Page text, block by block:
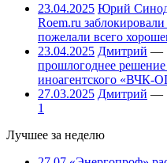
23.04.2025 Юрий
Roem.ru
пожелали всего
23.04.2025 Дмитрий —
прошлогоднее решение
иноагентского «ВЧК-
27.03.2025 Дмитрий —
1
Лучшее за неделю